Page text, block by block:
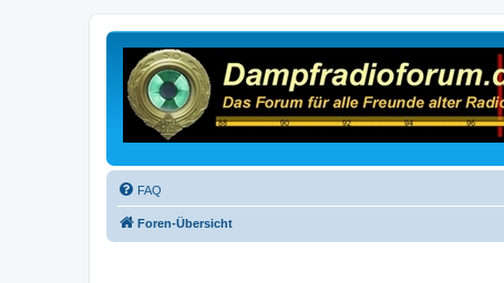
FAQ
Foren-Übersicht